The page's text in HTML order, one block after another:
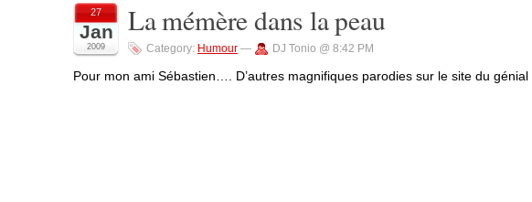
27
Jan
2009
La mémère dans la peau
Category: Humour — DJ Tonio @ 8:42 PM
Pour mon ami Sébastien…. D’autres magnifiques parodies sur le site du génial